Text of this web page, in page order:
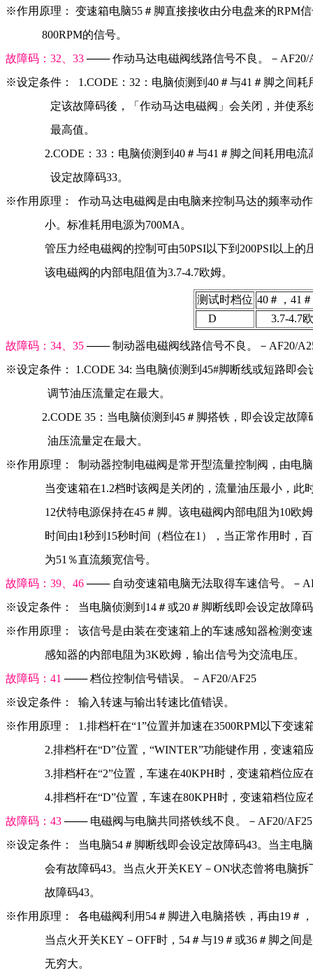
※作用原理： 变速箱电脑55＃脚直接接收由分电盘来的RPM
             800RPM的信号。
故障码：32、33 ─── 作动马达电磁阀线路信号不良。－AF20/
※设定条件：  1.CODE：32：电脑侦测到40＃与41＃脚之间
定该故障码後，「作动马达电磁阀」会关闭，并使
                最高值。
2.CODE：33：电脑侦测到40＃与41＃脚之间耗用电
                设定故障码33。
※作用原理：  作动马达电磁阀是由电脑来控制马达的频率动
              小。标准耗用电源为700MA。
管压力经电磁阀的控制可由50PSI以下到200PSI以上
              该电磁阀的内部电阻值为3.7-4.7欧姆。
测试时档位 40＃，41
    D
3.7-4.7
故障码：34、35 ─── 制动器电磁阀线路信号不良。－AF20/
※设定条件： 1.CODE 34: 当电脑侦测到45#脚断线或短路即会
               调节油压流量定在最大。
2.CODE 35：当电脑侦测到45＃脚搭铁，即会设定故
               油压流量定在最大。
※作用原理：  制动器控制电磁阀是常开型流量控制阀，由电
当变速箱在1.2档时该阀是关闭的，流量油压最小，
12伏特电源保持在45＃脚。该电磁阀内部电阻为10欧
时间由1秒到15秒时间（档位在1），当正常作用时
              为51％直流频宽信号。
故障码：39、46 ─── 自动变速箱电脑无法取得车速信号。－
※设定条件：  当电脑侦测到14＃或20＃脚断线即会设定故障
※作用原理：  该信号是由装在变速箱上的车速感知器检测变
              感知器的内部电阻为3K欧姆，输出信号为交流电压。
故障码：41 ─── 档位控制信号错误。－AF20/AF25
※设定条件：  输入转速与输出转速比值错误。
※作用原理：  1.排档杆在“1”位置并加速在3500RPM以下变速
2.排档杆在“D”位置，“WINTER”功能键作用，变速箱
3.排档杆在“2”位置，车速在40KPH时，变速箱档位应
4.排档杆在“D”位置，车速在80KPH时，变速箱档位应
故障码：43 ─── 电磁阀与电脑共同搭铁线不良。－AF20/AF25
※设定条件：  当电脑54＃脚断线即会设定故障码43。当主电
会有故障码43。当点火开关KEY－ON状态曾将电脑
              故障码43。
※作用原理：  各电磁阀利用54＃脚进入电脑搭铁，再由19＃
当点火开关KEY－OFF时，54＃与19＃或36＃脚之间
              无穷大。